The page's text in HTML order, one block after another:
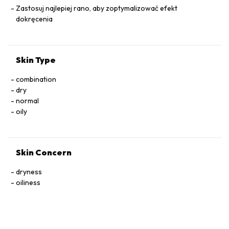
Zastosuj najlepiej rano, aby zoptymalizować efekt
dokręcenia
Skin Type
combination
dry
normal
oily
Skin Concern
dryness
oiliness